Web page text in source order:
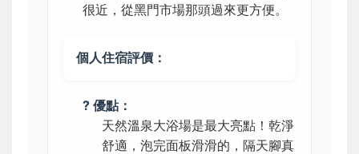
很近，從黑門市場那頭過來更方便。
個人住宿評價：
? 優點：
天然溫泉大浴場是最大亮點！乾淨
舒適，泡完面板滑滑的，隔天腳真